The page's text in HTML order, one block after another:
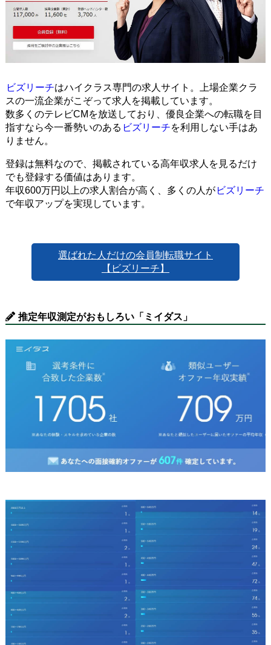
ビズリーチはハイクラス専門の求人サイト。上場企業クラ
スの一流企業がこぞって求人を掲載しています。
数多くのテレビCMを放送しており、優良企業への転職を目
指すなら今一番勢いのある ビズリーチを利用しない手はあ
りません。
登録は無料なので、掲載されている高年収求人を見るだけ
でも登録する価値はあります。
年収600万円以上の求人割合が高く、多くの人が ビズリーチ
で年収アップを実現しています。
選ばれた人だけの会員制転職サイト
【ビズリーチ】
推定年収測定がおもしろい「ミイダス」